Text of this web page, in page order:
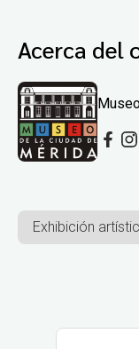
Acerca del
Exhibición